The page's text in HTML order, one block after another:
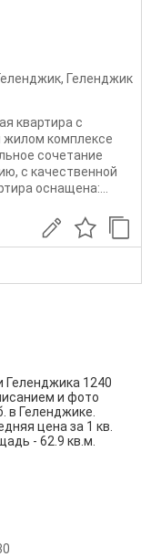
, Геленджик
квартира с
комплексе
сочетание
с качественной
оснащена:...
Геленджика 1240
и фото
в Геленджике.
цена за 1 кв.
- 62.9 кв.м.